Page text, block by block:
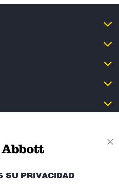
SU PRIVACIDAD